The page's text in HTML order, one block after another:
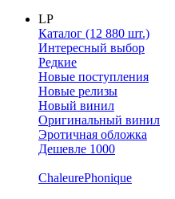
LP
Каталог (12 880 шт.)
Интересный выбор
Редкие
Новые поступления
Новые релизы
Новый винил
Оригинальный винил
Эротичная обложка
Дешевле 1000
ChaleurePhonique